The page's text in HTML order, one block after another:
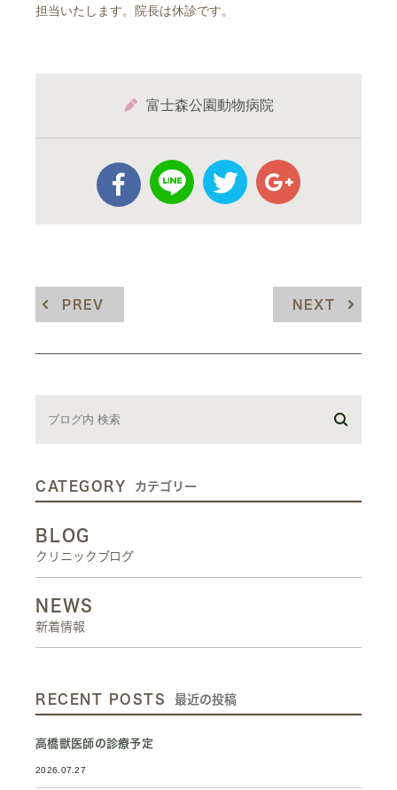
担当いたします。院長は休診です。
富士森公園動物病院
PREV NEXT
CATEGORY カテゴリー
BLOG
クリニックブログ
NEWS
新着情報
RECENT POSTS 最近の投稿
高橋獣医師の診療予定
2026.07.27